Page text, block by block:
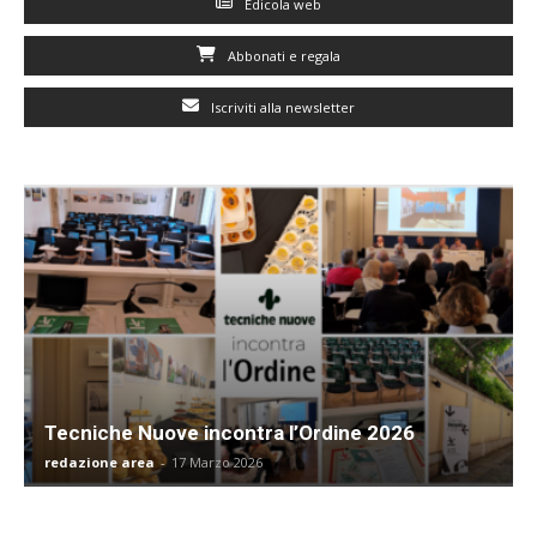
Edicola web
Abbonati e regala
Iscriviti alla newsletter
Tecniche Nuove incontra l’Ordine 2026
redazione area - 17 Marzo 2026